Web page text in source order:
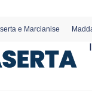
e Marcianise